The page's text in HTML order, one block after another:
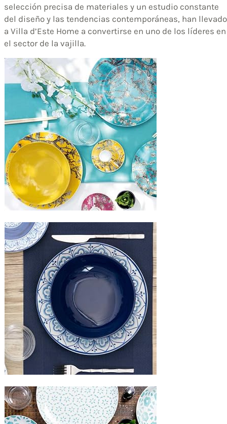
selección precisa de materiales y un estudio constante
del diseño y las tendencias contemporáneas, han llevado
a Villa d’Este Home a convertirse en uno de los líderes en
el sector de la vajilla.